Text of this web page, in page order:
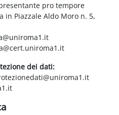
pro tempore
in Piazzale Aldo Moro n. 5,
dei dati: